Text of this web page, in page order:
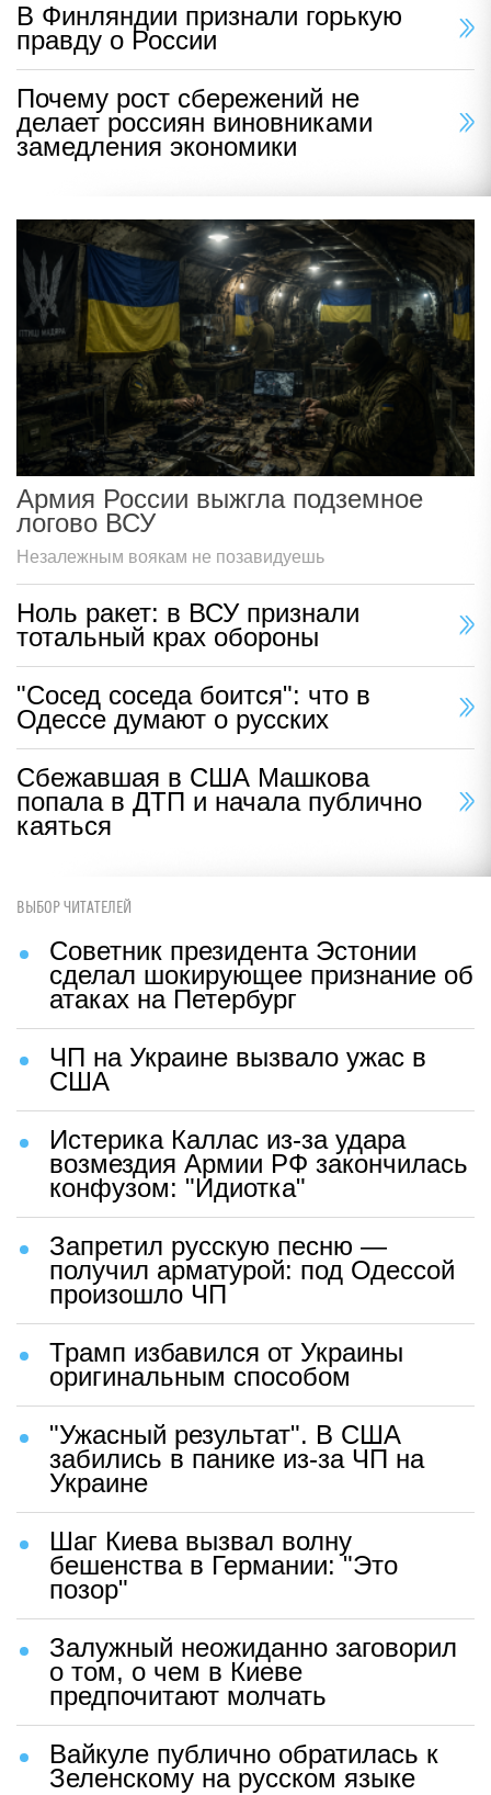
В Финляндии признали горькую
правду о России
Почему рост сбережений не
делает россиян виновниками
замедления экономики
Армия России выжгла подземное
логово ВСУ
Незалежным воякам не позавидуешь
Ноль ракет: в ВСУ признали
тотальный крах обороны
"Сосед соседа боится": что в
Одессе думают о русских
Сбежавшая в США Машкова
попала в ДТП и начала публично
каяться
ВЫБОР ЧИТАТЕЛЕЙ
Советник президента Эстонии
сделал шокирующее признание об
атаках на Петербург
ЧП на Украине вызвало ужас в
США
Истерика Каллас из-за удара
возмездия Армии РФ закончилась
конфузом: "Идиотка"
Запретил русскую песню —
получил арматурой: под Одессой
произошло ЧП
Трамп избавился от Украины
оригинальным способом
"Ужасный результат". В США
забились в панике из-за ЧП на
Украине
Шаг Киева вызвал волну
бешенства в Германии: "Это
позор"
Залужный неожиданно заговорил
о том, о чем в Киеве
предпочитают молчать
Вайкуле публично обратилась к
Зеленскому на русском языке